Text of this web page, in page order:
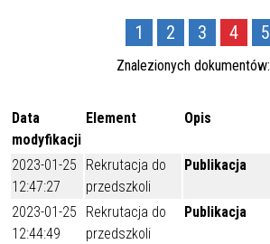
1 2 3 4 5
Znalezionych dokumentów:
Data
modyfikacji
Element Opis
2023-01-25
12:47:27
Rekrutacja do
przedszkoli
Publikacja
2023-01-25
12:44:49
Rekrutacja do
przedszkoli
Publikacja